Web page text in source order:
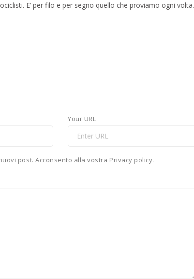
E’ per filo e per segno quello che proviamo ogni volta.
Your URL
post. Acconsento alla vostra Privacy policy.